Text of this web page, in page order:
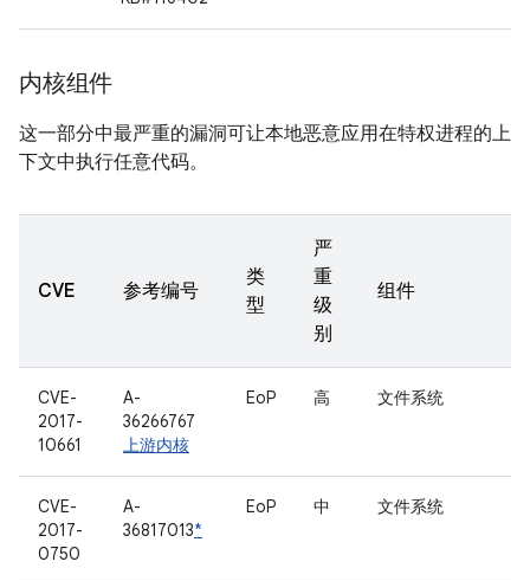
内核组件
这一部分中最严重的漏洞可让本地恶意应用在特权进程的上
下文中执行任意代码。
CVE 参考编号
类
型
严
重
级
别
组件
CVE-
2017-
10661
A-
36266767
上游内核
EoP 高 文件系统
CVE-
2017-
0750
A-
36817013*
EoP 中 文件系统